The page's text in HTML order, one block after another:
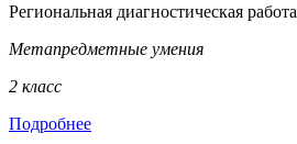
Региональная диагностическая работа
Метапредметные умения
2 класс
Подробнее